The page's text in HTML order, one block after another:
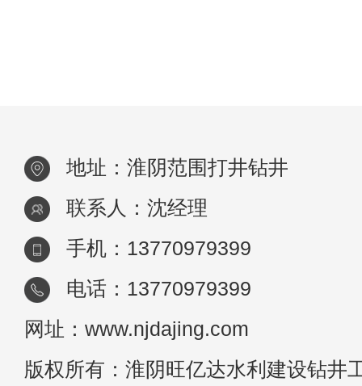
地址：淮阴范围打井钻井
联系人：沈经理
手机：13770979399
电话：13770979399
网址：www.njdajing.com
版权所有：淮阴旺亿达水利建设钻井